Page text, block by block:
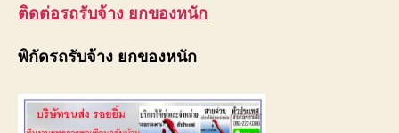
ติดต่อรถรับจ้าง ยกของหนัก
พิกัดรถรับจ้าง ยกของหนัก